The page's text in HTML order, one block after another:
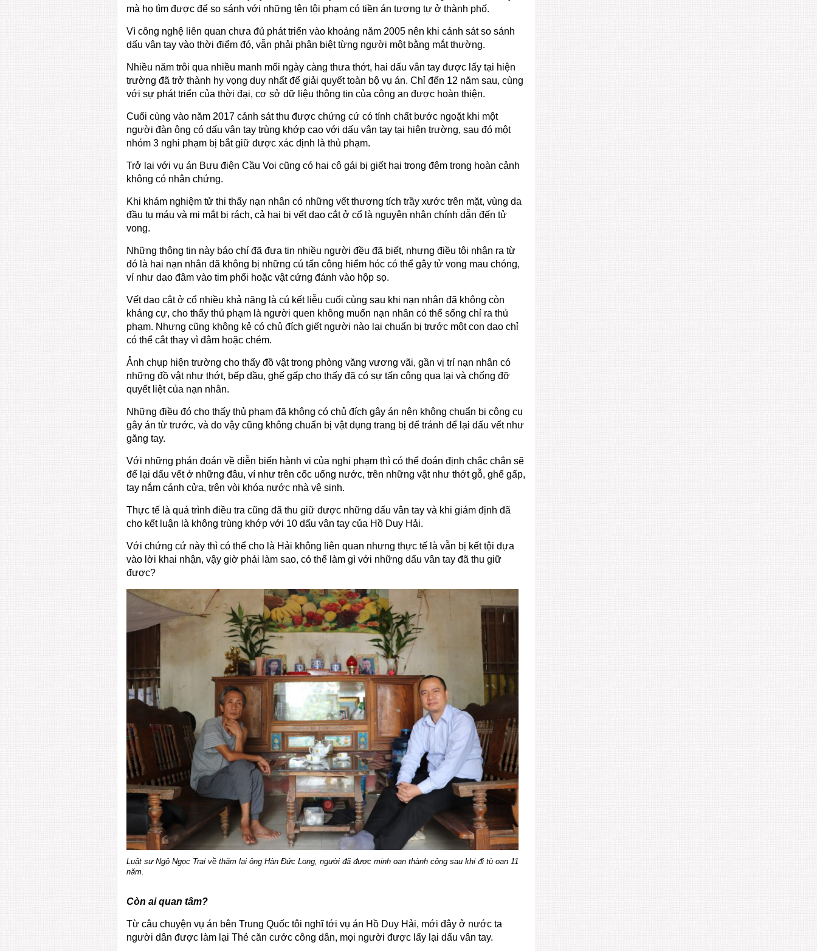
mà họ tìm được để so sánh với những tên tội phạm có tiền án tương tự ở thành phố.
Vì công nghệ liên quan chưa đủ phát triển vào khoảng năm 2005 nên khi cảnh sát so sánh
dấu vân tay vào thời điểm đó, vẫn phải phân biệt từng người một bằng mắt thường.
Nhiều năm trôi qua nhiều manh mối ngày càng thưa thớt, hai dấu vân tay được lấy tại hiện
trường đã trở thành hy vọng duy nhất để giải quyết toàn bộ vụ án. Chỉ đến 12 năm sau, cùng
với sự phát triển của thời đại, cơ sở dữ liệu thông tin của công an được hoàn thiện.
Cuối cùng vào năm 2017 cảnh sát thu được chứng cứ có tính chất bước ngoặt khi một
người đàn ông có dấu vân tay trùng khớp cao với dấu vân tay tại hiện trường, sau đó một
nhóm 3 nghi phạm bị bắt giữ được xác định là thủ phạm.
Trở lại với vụ án Bưu điện Cầu Voi cũng có hai cô gái bị giết hại trong đêm trong hoàn cảnh
không có nhân chứng.
Khi khám nghiệm tử thi thấy nạn nhân có những vết thương tích trầy xước trên mặt, vùng da
đầu tụ máu và mi mắt bị rách, cả hai bị vết dao cắt ở cổ là nguyên nhân chính dẫn đến tử
vong.
Những thông tin này báo chí đã đưa tin nhiều người đều đã biết, nhưng điều tôi nhận ra từ
đó là hai nạn nhân đã không bị những cú tấn công hiểm hóc có thể gây tử vong mau chóng,
ví như dao đâm vào tim phổi hoặc vật cứng đánh vào hộp sọ.
Vết dao cắt ở cổ nhiều khả năng là cú kết liễu cuối cùng sau khi nạn nhân đã không còn
kháng cự, cho thấy thủ phạm là người quen không muốn nạn nhân có thể sống chỉ ra thủ
phạm. Nhưng cũng không kẻ có chủ đích giết người nào lại chuẩn bị trước một con dao chỉ
có thể cắt thay vì đâm hoặc chém.
Ảnh chụp hiện trường cho thấy đồ vật trong phòng văng vương vãi, gần vị trí nạn nhân có
những đồ vật như thớt, bếp dầu, ghế gấp cho thấy đã có sự tấn công qua lại và chống đỡ
quyết liệt của nạn nhân.
Những điều đó cho thấy thủ phạm đã không có chủ đích gây án nên không chuẩn bị công cụ
gây án từ trước, và do vậy cũng không chuẩn bị vật dụng trang bị để tránh để lại dấu vết như
găng tay.
Với những phán đoán về diễn biến hành vi của nghi phạm thì có thể đoán định chắc chắn sẽ
để lại dấu vết ở những đâu, ví như trên cốc uống nước, trên những vật như thớt gỗ, ghế gấp,
tay nắm cánh cửa, trên vòi khóa nước nhà vệ sinh.
Thực tế là quá trình điều tra cũng đã thu giữ được những dấu vân tay và khi giám định đã
cho kết luận là không trùng khớp với 10 dấu vân tay của Hồ Duy Hải.
Với chứng cứ này thì có thể cho là Hải không liên quan nhưng thực tế là vẫn bị kết tội dựa
vào lời khai nhận, vậy giờ phải làm sao, có thể làm gì với những dấu vân tay đã thu giữ
được?
Luật sư Ngô Ngọc Trai về thăm lại ông Hàn Đức Long, người đã được minh oan thành công sau khi đi tù oan 11
năm.
Còn ai quan tâm?
Từ câu chuyện vụ án bên Trung Quốc tôi nghĩ tới vụ án Hồ Duy Hải, mới đây ở nước ta
người dân được làm lại Thẻ căn cước công dân, mọi người được lấy lại dấu vân tay.